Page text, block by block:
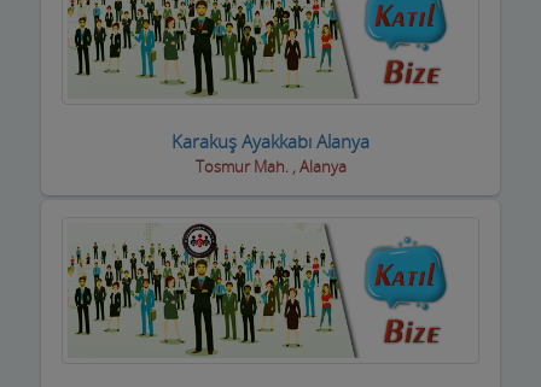
Karakuş Ayakkabı Alanya
Tosmur Mah. , Alanya